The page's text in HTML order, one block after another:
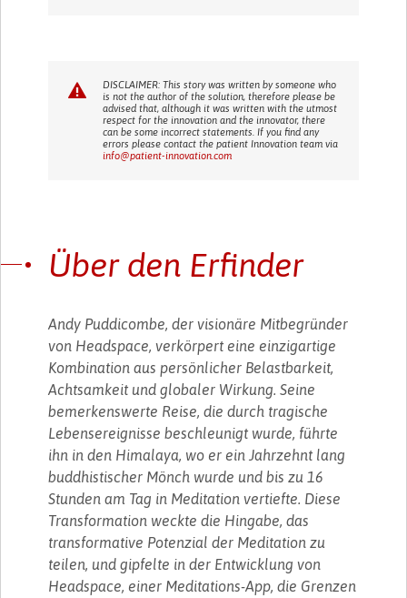
DISCLAIMER: This story was written by someone who
is not the author of the solution, therefore please be
advised that, although it was written with the utmost
respect for the innovation and the innovator, there
can be some incorrect statements. If you find any
errors please contact the patient Innovation team via
info@patient-innovation.com
Über den Erfinder
Andy Puddicombe, der visionäre Mitbegründer
von Headspace, verkörpert eine einzigartige
Kombination aus persönlicher Belastbarkeit,
Achtsamkeit und globaler Wirkung. Seine
bemerkenswerte Reise, die durch tragische
Lebensereignisse beschleunigt wurde, führte
ihn in den Himalaya, wo er ein Jahrzehnt lang
buddhistischer Mönch wurde und bis zu 16
Stunden am Tag in Meditation vertiefte. Diese
Transformation weckte die Hingabe, das
transformative Potenzial der Meditation zu
teilen, und gipfelte in der Entwicklung von
Headspace, einer Meditations-App, die Grenzen